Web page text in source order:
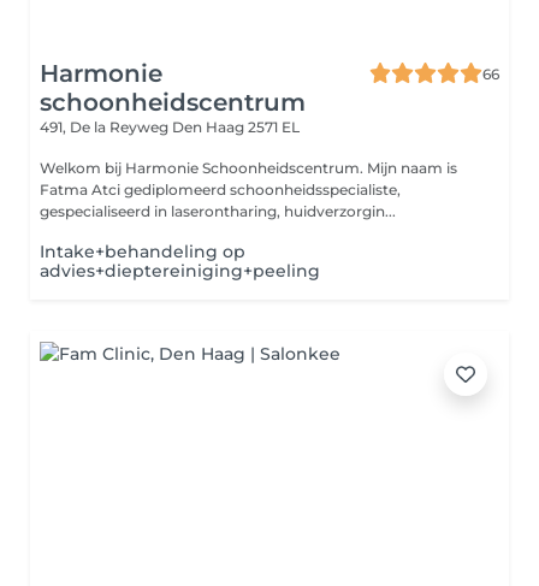
Harmonie
schoonheidscentrum
66
491, De la Reyweg Den Haag 2571 EL
Welkom bij Harmonie Schoonheidscentrum. Mijn naam is
Fatma Atci gediplomeerd schoonheidsspecialiste,
gespecialiseerd in laserontharing, huidverzorgin...
Intake+behandeling op
advies+dieptereiniging+peeling